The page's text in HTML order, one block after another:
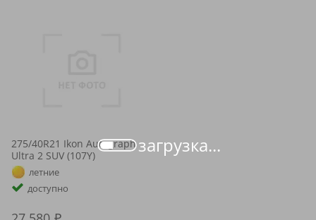
загрузка...
275/40R21 Ikon Autograph
Ultra 2 SUV (107Y)
летние
доступно